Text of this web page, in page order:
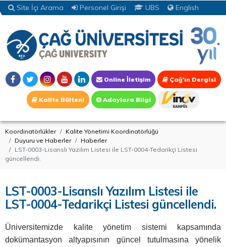
Site İçi Arama Personel Girişi UBS English
Online İletişim Çağ'ın Dergisi
Kalite Bülteni Adaylara Bilgi
Koordinatörlükler
Kalite Yönetimi Koordinatörlüğü
Duyuru ve Haberler
Haberler
LST-0003-Lisanslı Yazılım Listesi ile LST-0004-Tedarikçi Listesi
güncellendi.
LST-0003-Lisanslı Yazılım Listesi ile
LST-0004-Tedarikçi Listesi güncellendi.
Üniversitemizde kalite yönetim sistemi kapsamında
dokümantasyon altyapısının güncel tutulmasına yönelik